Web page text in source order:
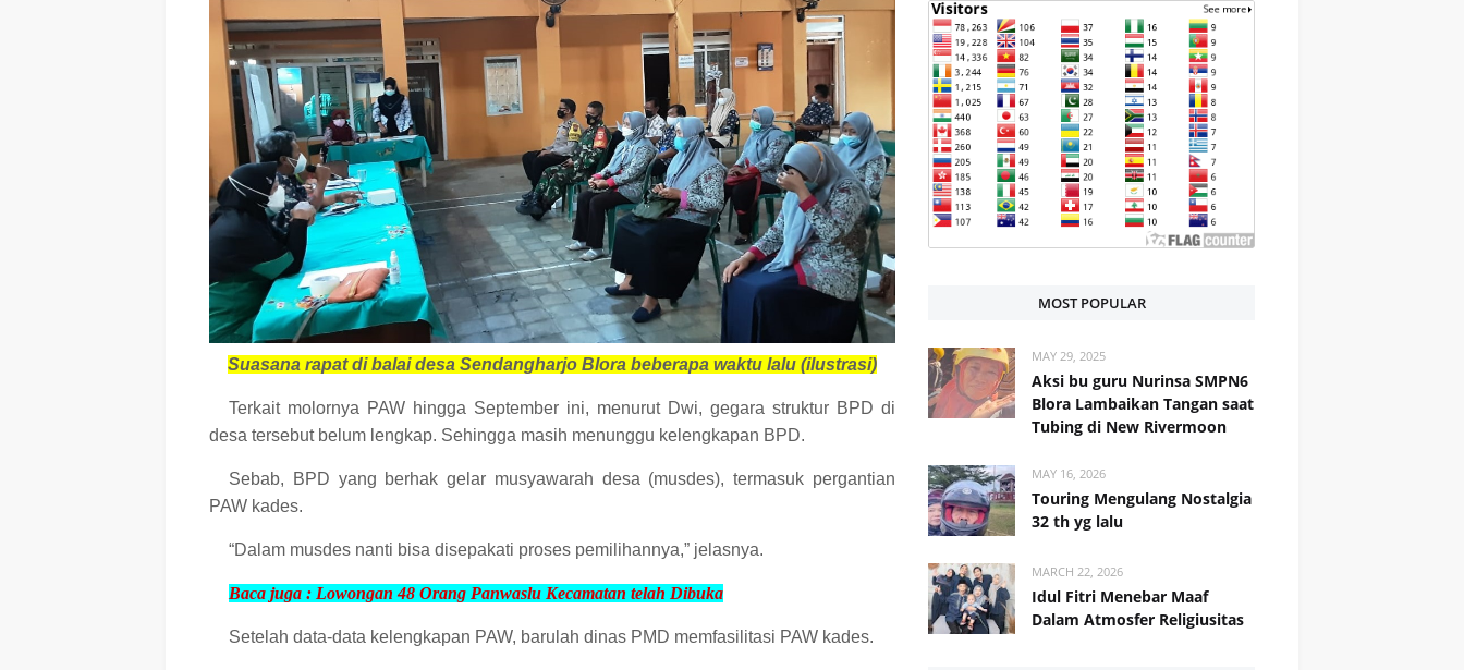
Suasana rapat di balai desa Sendangharjo Blora beberapa waktu lalu (ilustrasi)
Terkait molornya PAW hingga September ini, menurut Dwi, gegara struktur BPD di
desa tersebut belum lengkap. Sehingga masih menunggu kelengkapan BPD.
Sebab, BPD yang berhak gelar musyawarah desa (musdes), termasuk pergantian
PAW kades.
“Dalam musdes nanti bisa disepakati proses pemilihannya,” jelasnya.
Baca juga : Lowongan 48 Orang Panwaslu Kecamatan telah Dibuka
Setelah data-data kelengkapan PAW, barulah dinas PMD memfasilitasi PAW kades.
MOST POPULAR
MAY 29, 2025
Aksi bu guru Nurinsa SMPN6
Blora Lambaikan Tangan saat
Tubing di New Rivermoon
MAY 16, 2026
Touring Mengulang Nostalgia
32 th yg lalu
MARCH 22, 2026
Idul Fitri Menebar Maaf
Dalam Atmosfer Religiusitas